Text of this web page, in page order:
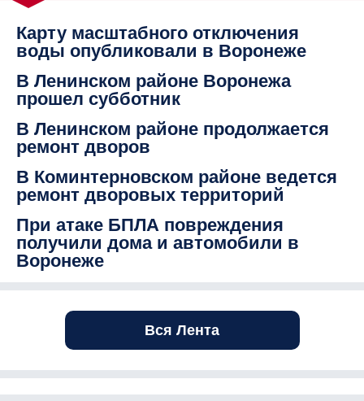
Карту масштабного отключения
воды опубликовали в Воронеже
В Ленинском районе Воронежа
прошел субботник
В Ленинском районе продолжается
ремонт дворов
В Коминтерновском районе ведется
ремонт дворовых территорий
При атаке БПЛА повреждения
получили дома и автомобили в
Воронеже
Вся Лента